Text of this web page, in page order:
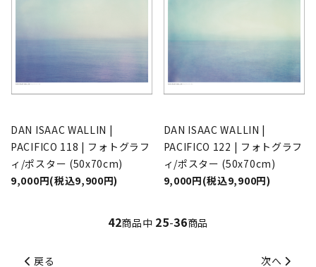
DAN ISAAC WALLIN |
PACIFICO 118 | フォトグラフ
ィ/ポスター (50x70cm)
9,000円(税込9,900円)
DAN ISAAC WALLIN |
PACIFICO 122 | フォトグラフ
ィ/ポスター (50x70cm)
9,000円(税込9,900円)
42商品中 25-36商品
戻る 次へ